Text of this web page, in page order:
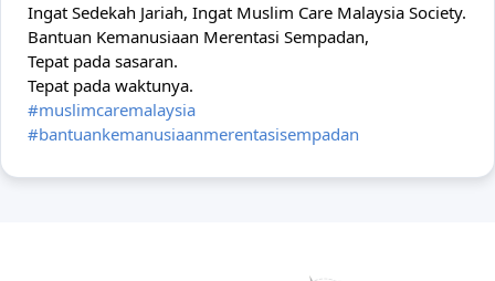
Ingat Sedekah Jariah, Ingat Muslim Care Malaysia Society.
Bantuan Kemanusiaan Merentasi Sempadan,
Tepat pada sasaran.
Tepat pada waktunya.
#muslimcaremalaysia
#bantuankemanusiaanmerentasisempadan